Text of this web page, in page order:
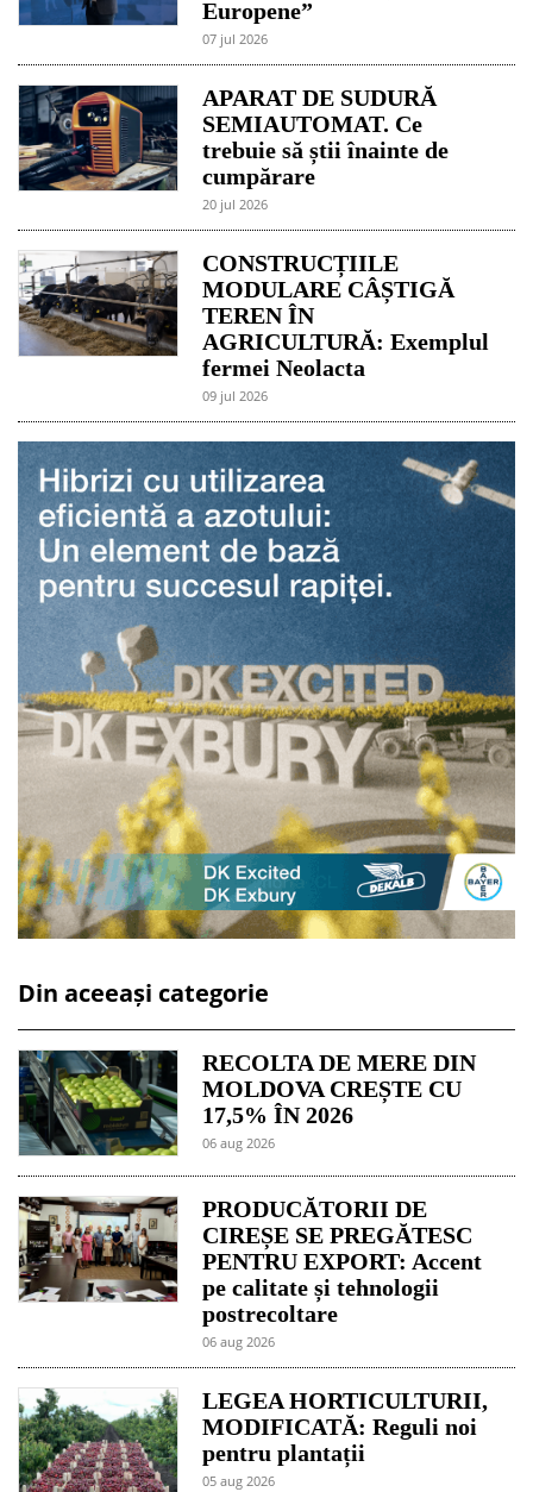
Europene”
07 jul 2026
APARAT DE SUDURĂ
SEMIAUTOMAT. Ce
trebuie să știi înainte de
cumpărare
20 jul 2026
CONSTRUCȚIILE
MODULARE CÂȘTIGĂ
TEREN ÎN
AGRICULTURĂ: Exemplul
fermei Neolacta
09 jul 2026
Din aceeași categorie
RECOLTA DE MERE DIN
MOLDOVA CREȘTE CU
17,5% ÎN 2026
06 aug 2026
PRODUCĂTORII DE
CIREȘE SE PREGĂTESC
PENTRU EXPORT: Accent
pe calitate și tehnologii
postrecoltare
06 aug 2026
LEGEA HORTICULTURII,
MODIFICATĂ: Reguli noi
pentru plantații
05 aug 2026